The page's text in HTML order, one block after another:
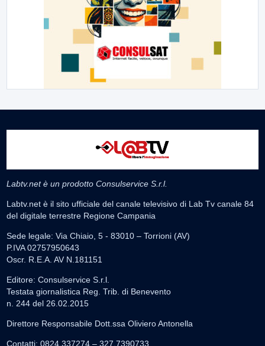
Labtv.net è un prodotto Consulservice S.r.l.
Labtv.net è il sito ufficiale del canale televisivo di Lab Tv canale 84
del digitale terrestre Regione Campania
Sede legale: Via Chiaio, 5 - 83010 – Torrioni (AV)
P.IVA 02757950643
Oscr. R.E.A. AV N.181151
Editore: Consulservice S.r.l.
Testata giornalistica Reg. Trib. di Benevento
n. 244 del 26.02.2015
Direttore Responsabile Dott.ssa Oliviero Antonella
Contatti: 0824.337274 – 327.7390733